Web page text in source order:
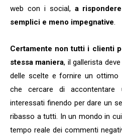
web con i social, a
semplici e meno impegnative
Certamente non tutti i clienti
stessa maniera, il gallerista
delle scelte e fornire un ottimo
che cercare di
interessati finendo per dare un
ribasso a tutti. In un mondo in
tempo reale dei commenti